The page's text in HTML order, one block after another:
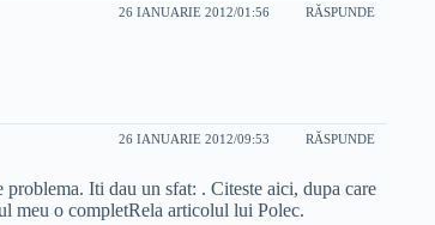
26 IANUARIE 2012/01:56 RĂSPUNDE
26 IANUARIE 2012/09:53 RĂSPUNDE
problema. Iti dau un sfat: . Citeste aici, dupa care
meu o completRela articolul lui Polec.